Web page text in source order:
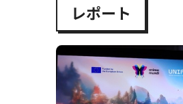
レポート